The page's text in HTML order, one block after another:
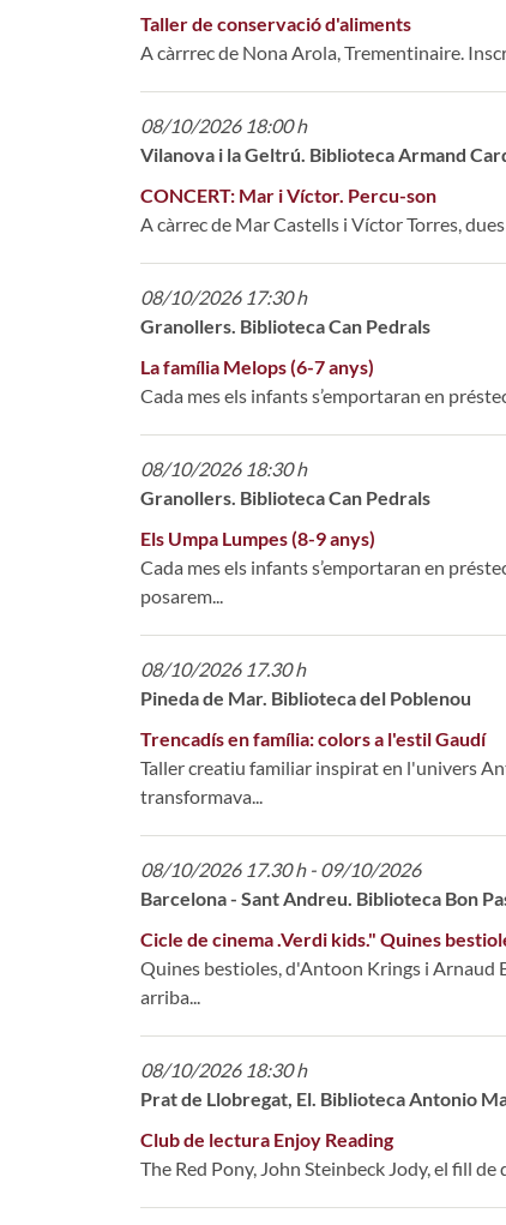
Taller de conservació d'aliments
A càrrrec de Nona Arola, Trementinaire.
08/10/2026 18:00 h
Vilanova i la Geltrú. Biblioteca Armand
CONCERT: Mar i Víctor. Percu-son
A càrrec de Mar Castells i Víctor Torres,
08/10/2026 17:30 h
Granollers. Biblioteca Can Pedrals
La família Melops (6-7 anys)
Cada mes els infants s’emportaran en
08/10/2026 18:30 h
Granollers. Biblioteca Can Pedrals
Els Umpa Lumpes (8-9 anys)
Cada mes els infants s’emportaran en
posarem...
08/10/2026 17.30 h
Pineda de Mar. Biblioteca del Poblenou
Trencadís en família: colors a l'estil Gaudí
Taller creatiu familiar inspirat en l'univers
transformava...
08/10/2026 17.30 h - 09/10/2026
Barcelona - Sant Andreu. Biblioteca Bon
Cicle de cinema .Verdi kids." Quines
Quines bestioles, d'Antoon Krings i Arnaud
arriba...
08/10/2026 18:30 h
Prat de Llobregat, El. Biblioteca Antonio
Club de lectura Enjoy Reading
The Red Pony, John Steinbeck Jody, el fill